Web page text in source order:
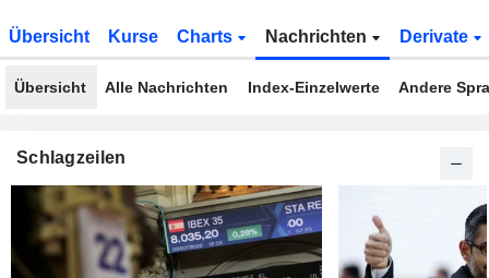
Übersicht Kurse Charts Nachrichten Derivate
Übersicht Alle Nachrichten Index-Einzelwerte Andere
Schlagzeilen